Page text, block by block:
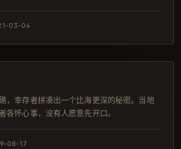
03-04
，幸存者拼凑出一个比海更深的秘密。当地
各怀心事，没有人愿意先开口。
08-17